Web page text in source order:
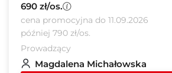
690 zł/os.
cena promocyjna do 11.09.2026
później 790 zł/os.
Prowadzący
Magdalena Michałowska